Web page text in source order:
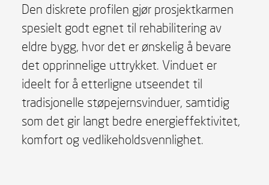
Den diskrete profilen gjør prosjektkarmen
spesielt godt egnet til rehabilitering av
eldre bygg, hvor det er ønskelig å bevare
det opprinnelige uttrykket. Vinduet er
ideelt for å etterligne utseendet til
tradisjonelle støpejernsvinduer, samtidig
som det gir langt bedre energieffektivitet,
komfort og vedlikeholdsvennlighet.